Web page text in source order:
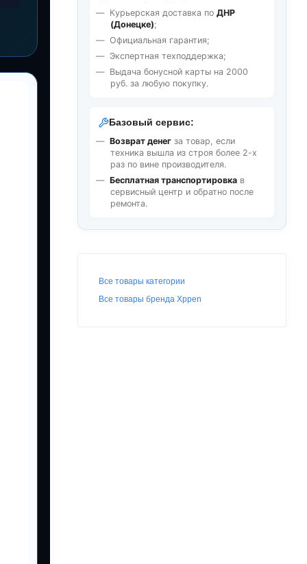
Курьерская доставка по ДНР
(Донецке);
Официальная гарантия;
Экспертная техподдержка;
Выдача бонусной карты на 2000
руб. за любую покупку.
Базовый сервис:
Возврат денег за товар, если
техника вышла из строя более 2-х
раз по вине производителя.
Бесплатная транспортировка в
сервисный центр и обратно после
ремонта.
Все товары категории
Все товары бренда Xppen